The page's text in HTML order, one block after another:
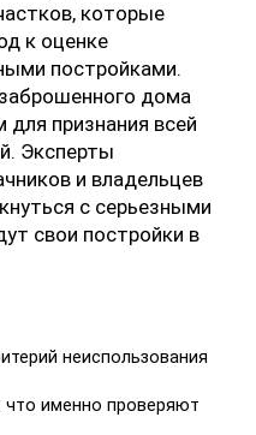
которые
к оценке
постройками.
дома
признания всей
Эксперты
и владельцев
с серьезными
свои постройки в
неиспользования
что именно проверяют